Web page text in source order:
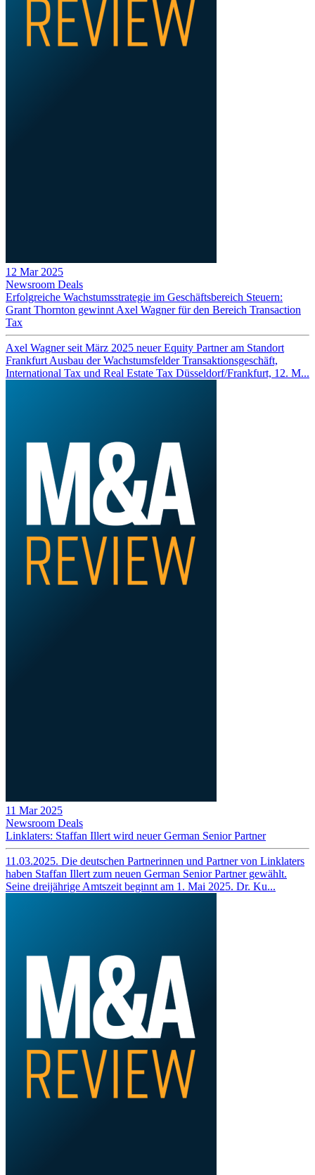
12 Mar 2025
Newsroom Deals
Erfolgreiche Wachstumsstrategie im Geschäftsbereich Steuern:
Grant Thornton gewinnt Axel Wagner für den Bereich Transaction
Tax
Axel Wagner seit März 2025 neuer Equity Partner am Standort
Frankfurt Ausbau der Wachstumsfelder Transaktionsgeschäft,
International Tax und Real Estate Tax Düsseldorf/Frankfurt, 12. M...
11 Mar 2025
Newsroom Deals
Linklaters: Staffan Illert wird neuer German Senior Partner
11.03.2025. Die deutschen Partnerinnen und Partner von Linklaters
haben Staffan Illert zum neuen German Senior Partner gewählt.
Seine dreijährige Amtszeit beginnt am 1. Mai 2025. Dr. Ku...